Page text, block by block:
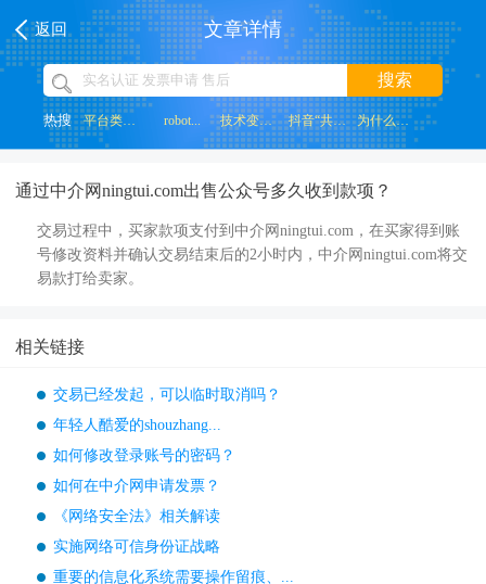
返回 文章详情
搜索
热搜 平台类网站... robot... 技术变革带... 抖音“共创... 为什么网页...
通过中介网ningtui.com出售公众号多久收到款项？
交易过程中，买家款项支付到中介网ningtui.com，在买家得到账
号修改资料并确认交易结束后的2小时内，中介网ningtui.com将交
易款打给卖家。
相关链接
交易已经发起，可以临时取消吗？
年轻人酷爱的shouzhang...
如何修改登录账号的密码？
如何在中介网申请发票？
《网络安全法》相关解读
实施网络可信身份证战略
重要的信息化系统需要操作留痕、...